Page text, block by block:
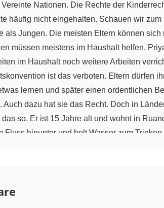
Nationen. Die Rechte der
häufig nicht eingehalten. Schauen wir
als Jungen. Die meisten Eltern können
müssen meistens im Haushalt helfen.
im Haushalt noch weitere Arbeiten
ist das verboten. Eltern dürfen
lernen und später einen ordentlichen
Auch dazu hat sie das Recht. Doch in
so. Er ist 15 Jahre alt und wohnt in
Fluss hinunter und holt Wasser zum
Bürgerkriege, also gewaltvolle Kämpfe